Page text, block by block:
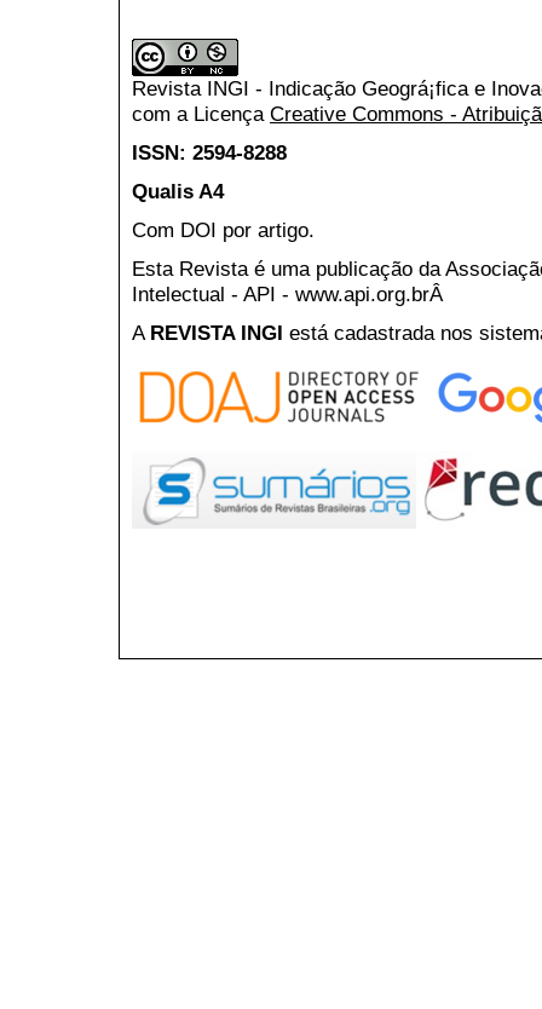
Revista INGI - Indicação Geográ¡fica e
com a Licença Creative Commons -
ISSN: 2594-8288
Qualis A4
Com DOI por artigo.
Esta Revista é uma publicação da
Intelectual - API - www.api.org.brÂ
A REVISTA INGI está cadastrada nos